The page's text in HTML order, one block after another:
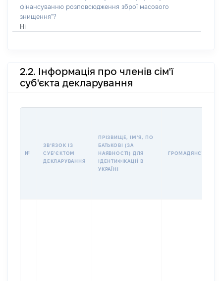
фінансуванню розповсюдження зброї масового
знищення"?
Ні
2.2. Інформація про членів сім'ї
суб'єкта декларування
№
ЗВʼЯЗОК ІЗ
СУБʼЄКТОМ
ДЕКЛАРУВАННЯ
ПРІЗВИЩЕ, ІМʼЯ, ПО
БАТЬКОВІ (ЗА
НАЯВНОСТІ) ДЛЯ
ІДЕНТИФІКАЦІЇ В
УКРАЇНІ
ГРОМАДЯНСТВО